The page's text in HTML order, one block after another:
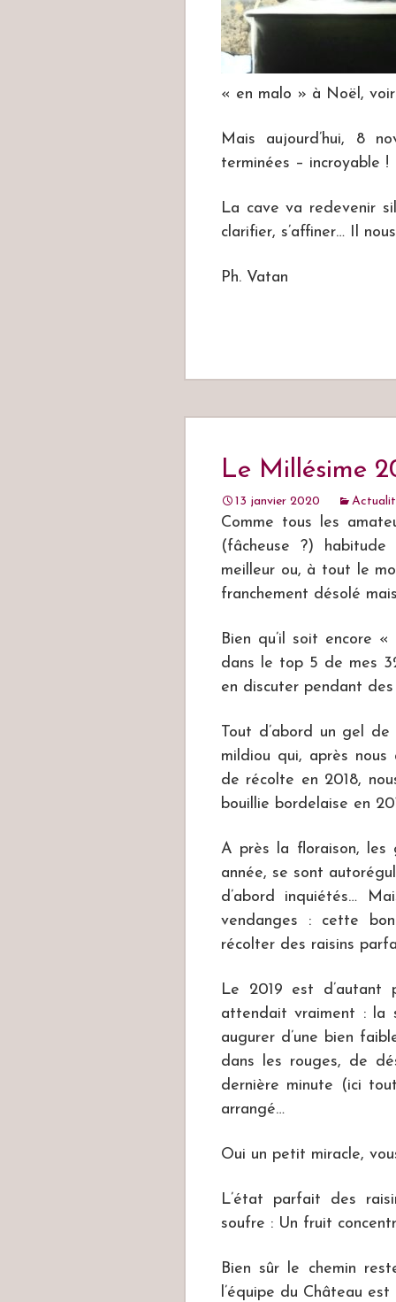
« en malo » à Noël,
Mais aujourd’hui, 8
terminées – incroyable !
La cave va redevenir
clarifier, s’affiner… Il
Ph. Vatan
Le Millésime
13 janvier 2020
Comme tous les
(fâcheuse ?)
meilleur ou, à tout le
franchement désolé
Bien qu’il soit encore
dans le top 5 de mes
en discuter pendant
Tout d’abord un gel de
mildiou qui, après
de récolte en 2018,
bouillie bordelaise en
A près la floraison, les
année, se sont
d’abord inquiétés…
vendanges : cette
récolter des raisins
Le 2019 est d’autant
attendait vraiment : la
augurer d’une bien
dans les rouges, de
dernière minute (ici
arrangé…
Oui un petit miracle,
L’état parfait des
soufre : Un fruit
Bien sûr le chemin
l’équipe du Château